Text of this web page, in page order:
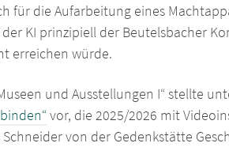
die Aufarbeitung eines
KI prinzipiell der Beutelsbacher
erreichen würde.
und Ausstellungen I“ stellte
vor, die 2025/2026 mit
von der Gedenkstätte